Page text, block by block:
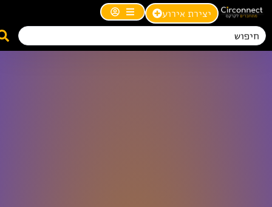
יצירת אירוע